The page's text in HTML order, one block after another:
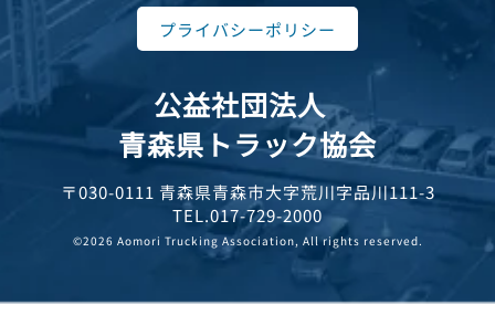
プライバシーポリシー
公益社団法人
青森県トラック協会
〒030-0111 青森県青森市大字荒川字品川111-3
TEL.017-729-2000
©2026 Aomori Trucking Association, All rights reserved.